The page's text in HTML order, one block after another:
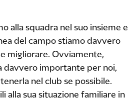
alla squadra nel suo insieme e
del campo stiamo davvero
migliorare. Ovviamente,
davvero importante per noi,
nel club se possibile.
alla sua situazione familiare in